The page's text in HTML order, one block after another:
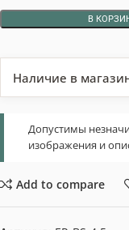
В
Наличие в
Допустимы
изображения и
Add to compare